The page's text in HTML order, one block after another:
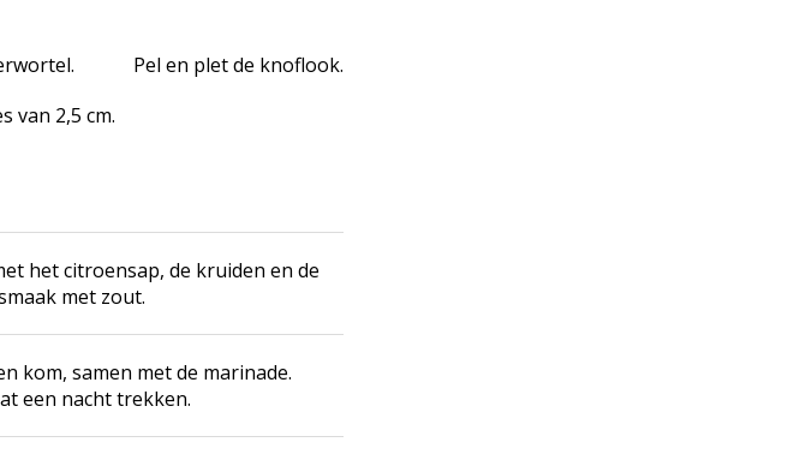
Pel en plet de knoflook.
van 2,5 cm.
het citroensap, de kruiden en de
met zout.
kom, samen met de marinade.
een nacht trekken.